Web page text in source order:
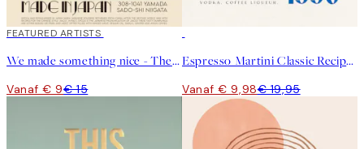
40%*
FEATURED ARTISTS
We made something nice - The Gyoza Poster
Vanaf € 9€ 15
Espresso Martini Classic Recipe Poster
Vanaf € 9,98€ 19,95